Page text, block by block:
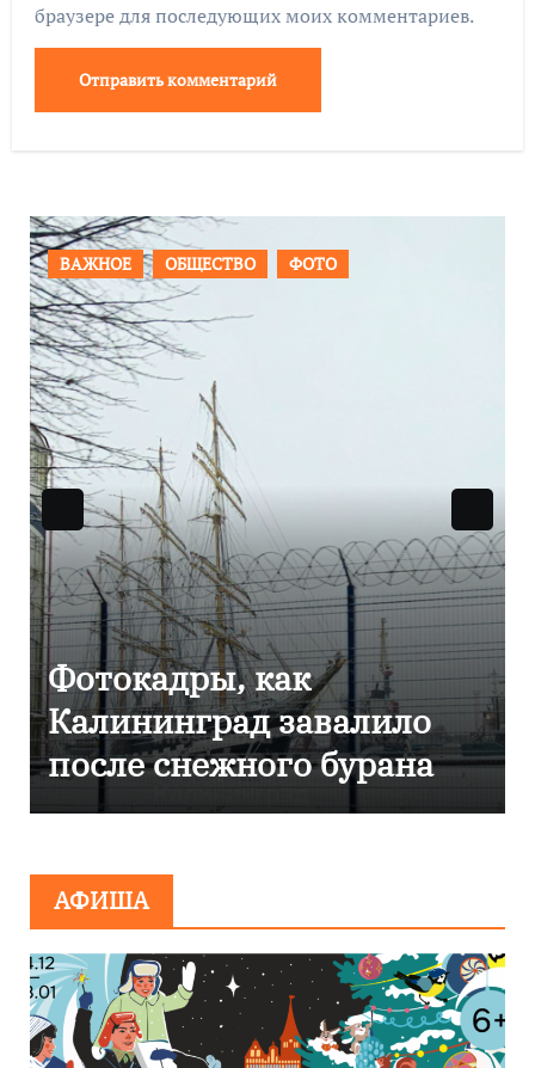
браузере для последующих моих комментариев.
ПРОИСШЕСТВИЯ ФОТО
Фоторепортаж как в
Калининграде
эвакуировали ТЦ из-за
сообщения о
АФИША